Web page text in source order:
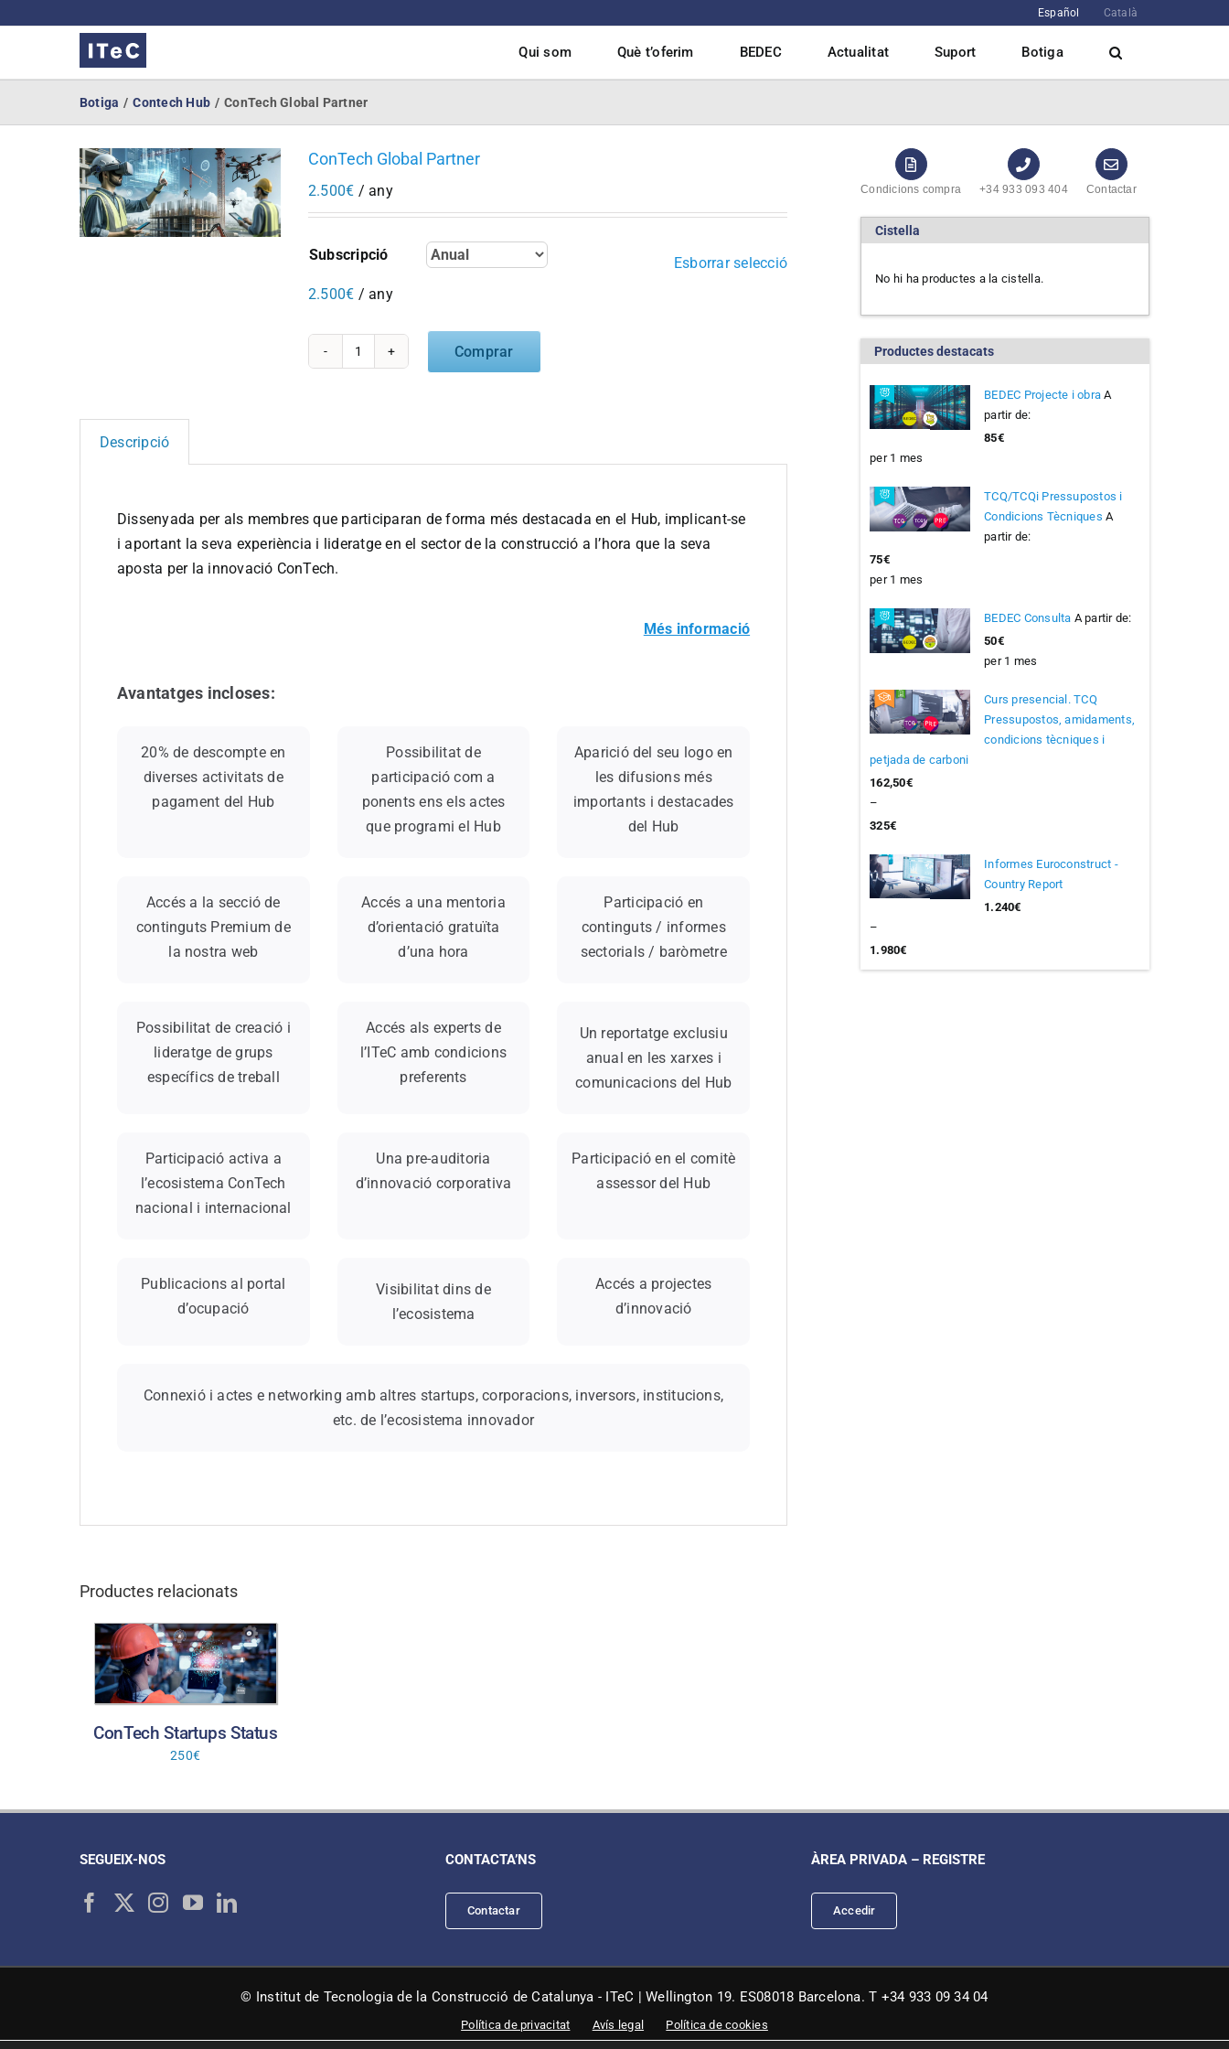
Español Català
Qui som Què t’oferim BEDEC Actualitat Suport Botiga
Botiga Contech Hub ConTech Global Partner
ConTech Global Partner
2.500€ / any
Subscripció
Esborrar selecció
2.500€ / any
quantitat
Partner
Comprar
Descripció
Dissenyada per als membres que participaran de forma més destacada en el Hub, implicant-se
i aportant la seva experiència i lideratge en el sector de la construcció a l’hora que la seva
aposta per la innovació ConTech.
Més informació
Avantatges incloses:
20% de descompte en
diverses activitats de
pagament del Hub
Possibilitat de
participació com a
ponents ens els actes
que programi el Hub
Aparició del seu logo en
les difusions més
importants i destacades
del Hub
Accés a la secció de
continguts Premium de
la nostra web
Accés a una mentoria
d’orientació gratuïta
d’una hora
Participació en
continguts / informes
sectorials / baròmetre
Possibilitat de creació i
lideratge de grups
específics de treball
Accés als experts de
l’ITeC amb condicions
preferents
Un reportatge exclusiu
anual en les xarxes i
comunicacions del Hub
Participació activa a
l’ecosistema ConTech
nacional i internacional
Una pre-auditoria
d’innovació corporativa
Participació en el comitè
assessor del Hub
Publicacions al portal
d’ocupació
Visibilitat dins de
l’ecosistema
Accés a projectes
d’innovació
Connexió i actes e networking amb altres startups, corporacions, inversors, institucions,
etc. de l’ecosistema innovador
Productes relacionats
ConTech Startups Status
250€
Condicions compra +34 933 093 404 Contactar
Cistella
No hi ha productes a la cistella.
Productes destacats
BEDEC Projecte i obra A
partir de:
85€
per 1 mes
TCQ/TCQi Pressupostos i
Condicions Tècniques A
partir de:
75€
per 1 mes
BEDEC Consulta A partir de:
50€
per 1 mes
Curs presencial. TCQ
Pressupostos, amidaments,
condicions tècniques i
petjada de carboni
162,50€
–
325€
de
preus:
a
325€
Informes Euroconstruct -
Country Report
1.240€
–
1.980€
Interval
SEGUEIX-NOS CONTACTA’NS
Contactar
ÀREA PRIVADA – REGISTRE
Accedir
© Institut de Tecnologia de la Construcció de Catalunya - ITeC | Wellington 19. ES08018 Barcelona. T +34 933 09 34 04
Política de privacitat Avís legal Política de cookies